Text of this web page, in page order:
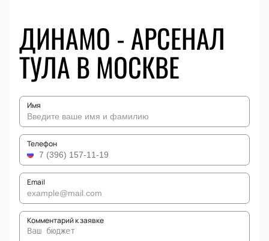
ДИНАМО - АРСЕНАЛ
ТУЛА В МОСКВЕ
Имя
Телефон
Email
Комментарий к заявке